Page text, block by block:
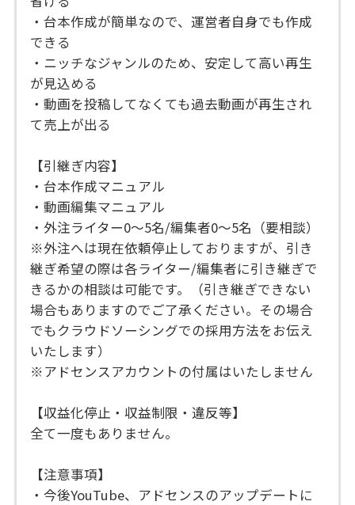
・台本作成が簡単なので、運営者自身でも作成
できる
・ニッチなジャンルのため、安定して高い再生
が見込める
・動画を投稿してなくても過去動画が再生され
て売上が出る
【引継ぎ内容】
・台本作成マニュアル
・動画編集マニュアル
・外注ライター0〜5名/編集者0〜5名（要相談）
※外注へは現在依頼停止しておりますが、引き
継ぎ希望の際は各ライター/編集者に引き継ぎで
きるかの相談は可能です。（引き継ぎできない
場合もありますのでご了承ください。その場合
でもクラウドソーシングでの採用方法をお伝え
いたします）
※アドセンスアカウントの付属はいたしません
【収益化停止・収益制限・違反等】
全て一度もありません。
【注意事項】
・今後YouTube、アドセンスのアップデートに